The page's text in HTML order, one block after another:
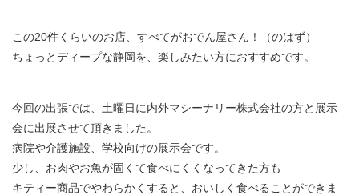
この20件くらいのお店、すべてがおでん屋さん！（のはず）
ちょっとディープな静岡を、楽しみたい方におすすめです。
今回の出張では、土曜日に内外マシーナリー株式会社の方と展示
会に出展させて頂きました。
病院や介護施設、学校向けの展示会です。
少し、お肉やお魚が固くて食べにくくなってきた方も
キティー商品でやわらかくすると、おいしく食べることができま